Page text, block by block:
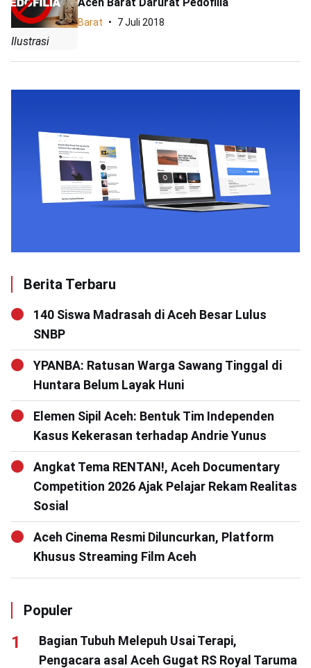
Ilustrasi
Aceh Barat Darurat Pedofilia
Barat 7 Juli 2018
Berita Terbaru
140 Siswa Madrasah di Aceh Besar Lulus
SNBP
YPANBA: Ratusan Warga Sawang Tinggal di
Huntara Belum Layak Huni
Elemen Sipil Aceh: Bentuk Tim Independen
Kasus Kekerasan terhadap Andrie Yunus
Angkat Tema RENTAN!, Aceh Documentary
Competition 2026 Ajak Pelajar Rekam Realitas
Sosial
Aceh Cinema Resmi Diluncurkan, Platform
Khusus Streaming Film Aceh
Populer
Bagian Tubuh Melepuh Usai Terapi,
Pengacara asal Aceh Gugat RS Royal Taruma